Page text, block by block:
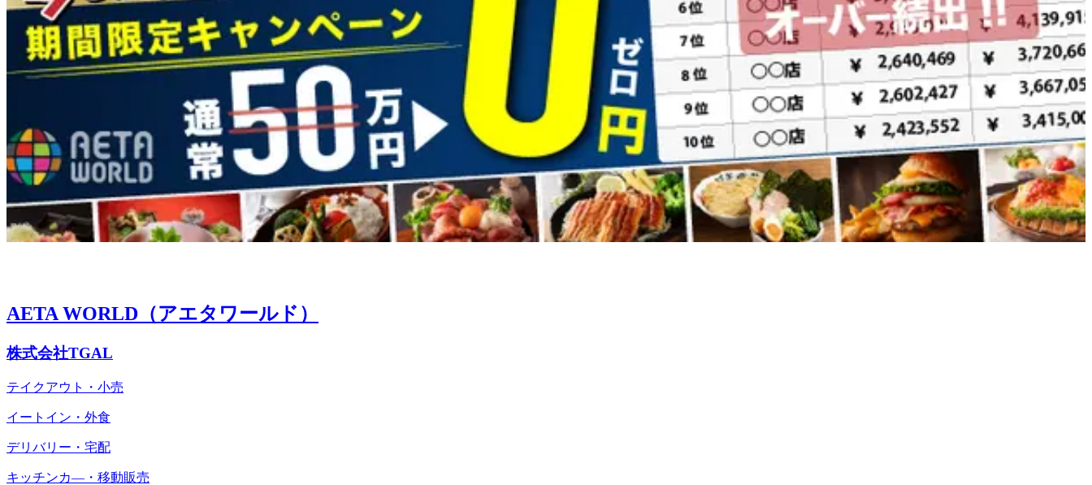
AETA WORLD（アエタワールド）
株式会社TGAL
テイクアウト・小売
イートイン・外食
デリバリー・宅配
キッチンカ―・移動販売